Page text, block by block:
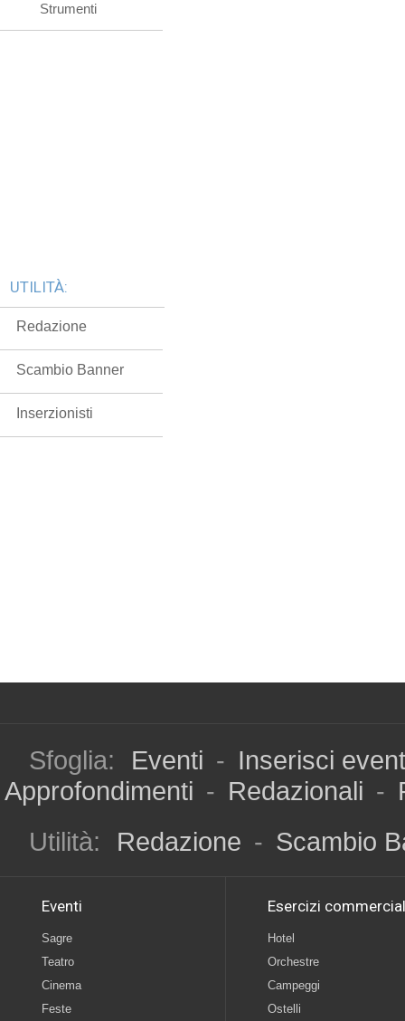
Strumenti
UTILITÀ:
Redazione
Scambio Banner
Inserzionisti
Sfoglia: Eventi - Inserisci
Approfondimenti - Redazionali -
Utilità:
Redazione - Scambio
Eventi
Sagre
Teatro
Cinema
Feste
Esercizi
Hotel
Orchestre
Campeggi
Ostelli